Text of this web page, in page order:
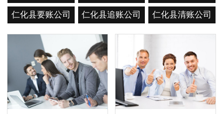
仁化县要账公司 仁化县追账公司 仁化县清账公司